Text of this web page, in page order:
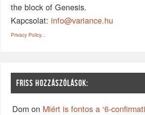
the block of Genesis.
Kapcsolat: info@variance.hu
Privacy Policy...
FRISS HOZZÁSZÓLÁSOK:
Dom on Miért is fontos a ‘6-